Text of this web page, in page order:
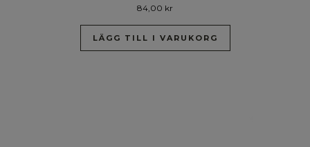
84,00 kr
LÄGG TILL I VARUKORG